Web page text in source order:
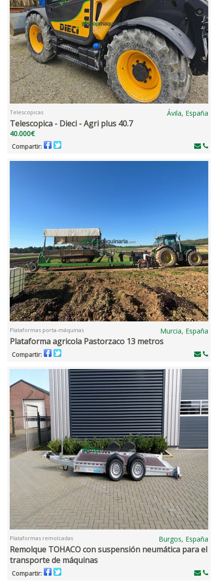
Telescopicas Ávila, España
Telescopica - Dieci - Agri plus 40.7
40.000€
Compartir:
Plataformas porta-máquinas Murcia, España
Plataforma agricola Pastorzaco 13 metros
Compartir:
Plataformas remolcadas Burgos, España
Remolque TOHACO con suspensión neumática para el
transporte de máquinas
Compartir: